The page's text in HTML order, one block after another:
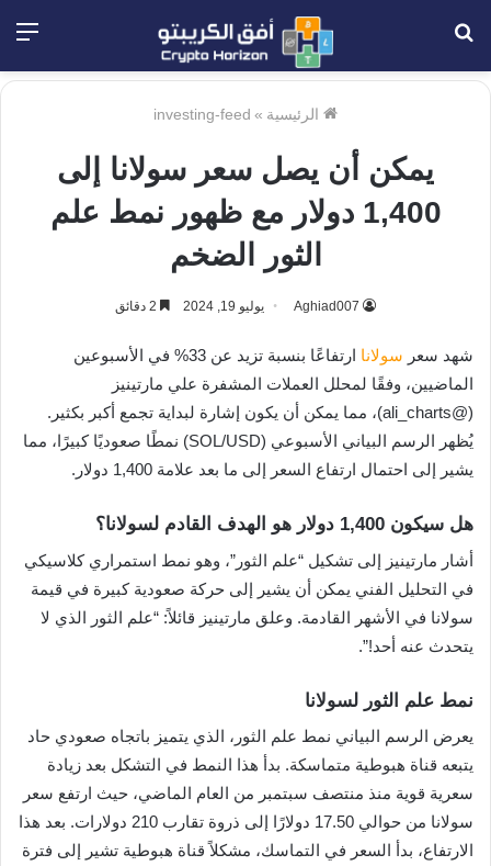
الرئيسية »
investing-feed
يمكن أن يصل سعر سولانا إلى
1,400 دولار مع ظهور نمط علم
الثور الضخم
Aghiad007 يوليو 19, 2024
شهد سعر سولانا
ارتفاعًا بنسبة تزيد عن 33% في الأسبوعين
الماضيين، وفقًا لمحلل العملات المشفرة علي مارتينيز
(@ali_charts)، مما يمكن أن يكون إشارة لبداية تجمع أكبر بكثير.
يُظهر الرسم البياني الأسبوعي (SOL/USD) نمطًا صعوديًا كبيرًا، مما
يشير إلى احتمال ارتفاع السعر إلى ما بعد علامة 1,400 دولار.
هل سيكون 1,400 دولار هو الهدف القادم لسولانا؟
أشار مارتينيز إلى تشكيل “علم الثور”، وهو نمط استمراري كلاسيكي
في التحليل الفني يمكن أن يشير إلى حركة صعودية كبيرة في قيمة
سولانا في الأشهر القادمة. وعلق مارتينيز قائلاً: “علم الثور الذي لا
يتحدث عنه أحد!”.
نمط علم الثور لسولانا
يعرض الرسم البياني نمط علم الثور، الذي يتميز باتجاه صعودي حاد
يتبعه قناة هبوطية متماسكة. بدأ هذا النمط في التشكل بعد زيادة
سعرية قوية منذ منتصف سبتمبر من العام الماضي، حيث ارتفع سعر
سولانا من حوالي 17.50 دولارًا إلى ذروة تقارب 210 دولارات. بعد هذا
الارتفاع، بدأ السعر في التماسك، مشكلاً قناة هبوطية تشير إلى فترة